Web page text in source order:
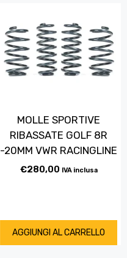
MOLLE SPORTIVE
RIBASSATE GOLF 8R
-20MM VWR RACINGLINE
€280,00 IVA inclusa
AGGIUNGI AL CARRELLO